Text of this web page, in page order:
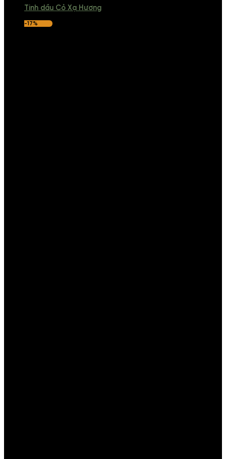
Tinh dầu Cỏ Xạ Hương
-17%